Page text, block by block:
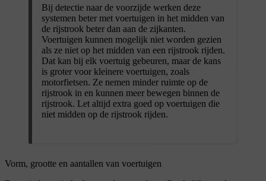
Bij detectie naar de voorzijde werken deze
systemen beter met voertuigen in het midden van
de rijstrook beter dan aan de zijkanten.
Voertuigen kunnen mogelijk niet worden gezien
als ze niet op het midden van een rijstrook rijden.
Dat kan bij elk voertuig gebeuren, maar de kans
is groter voor kleinere voertuigen, zoals
motorfietsen. Ze nemen minder ruimte op de
rijstrook in en kunnen meer bewegen binnen de
rijstrook. Let altijd extra goed op voertuigen die
niet midden op de rijstrook rijden.
Vorm, grootte en aantallen van voertuigen